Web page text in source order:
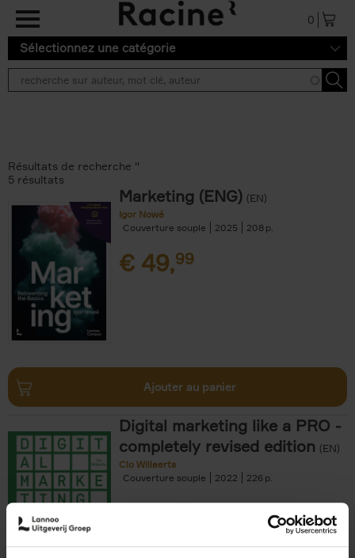
Aller au contenu principal
0
Sélectionnez une catégorie
Résultats de recherche ''
5 résultats
Marketing (ENG) (EN)
Igor Nowé
Couverture souple
2025 208
€ 49,99
Ajouter au panier
Digital marketing like a PRO -
completely revised edition (EN)
Clo Willaerts
Couverture souple
2022 226
€35,50